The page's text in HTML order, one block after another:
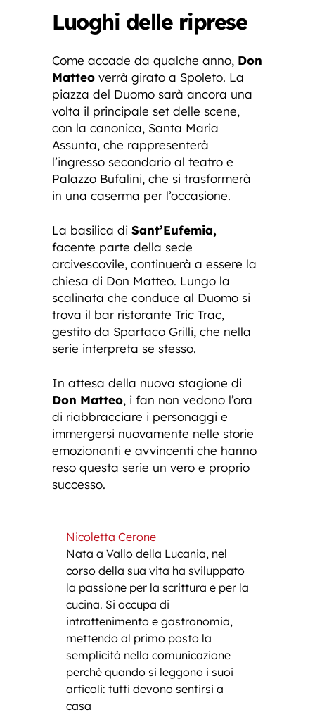
Luoghi delle riprese
Come accade da qualche anno, Don
Matteo verrà girato a Spoleto. La
piazza del Duomo sarà ancora una
volta il principale set delle scene,
con la canonica, Santa Maria
Assunta, che rappresenterà
l’ingresso secondario al teatro e
Palazzo Bufalini, che si trasformerà
in una caserma per l’occasione.
La basilica di Sant’Eufemia,
facente parte della sede
arcivescovile, continuerà a essere la
chiesa di Don Matteo. Lungo la
scalinata che conduce al Duomo si
trova il bar ristorante Tric Trac,
gestito da Spartaco Grilli, che nella
serie interpreta se stesso.
In attesa della nuova stagione di
Don Matteo, i fan non vedono l’ora
di riabbracciare i personaggi e
immergersi nuovamente nelle storie
emozionanti e avvincenti che hanno
reso questa serie un vero e proprio
successo.
Nicoletta Cerone
Nata a Vallo della Lucania, nel
corso della sua vita ha sviluppato
la passione per la scrittura e per la
cucina. Si occupa di
intrattenimento e gastronomia,
mettendo al primo posto la
semplicità nella comunicazione
perchè quando si leggono i suoi
articoli: tutti devono sentirsi a
casa